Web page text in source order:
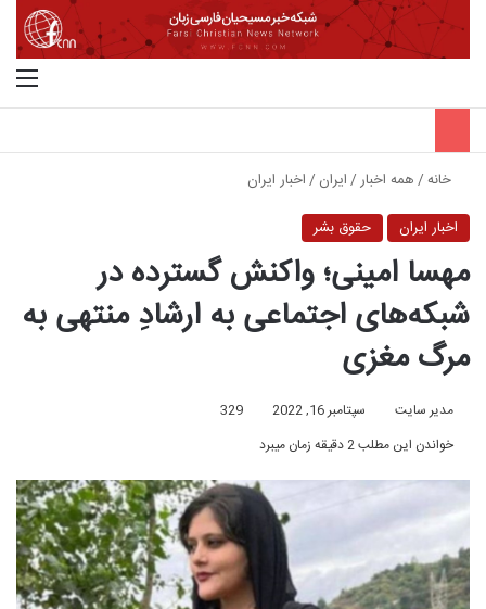
خانه/همه اخبار/ایران /اخبار ایران
اخبار ایران
حقوق بشر
مهسا امینی؛ واکنش گسترده در
شبکه‌های اجتماعی به ارشادِ منتهی به
مرگ مغزی
مدیر سایت سپتامبر 16, 2022
329
خواندن این مطلب 2 دقیقه زمان میبرد